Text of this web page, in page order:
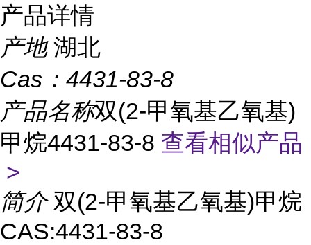
产品详情
产地 湖北
Cas： 4431-83-8
产品名称双(2-甲氧基乙氧基)
甲烷4431-83-8 查看相似产品
>
简介 双(2-甲氧基乙氧基)甲烷
CAS:4431-83-8